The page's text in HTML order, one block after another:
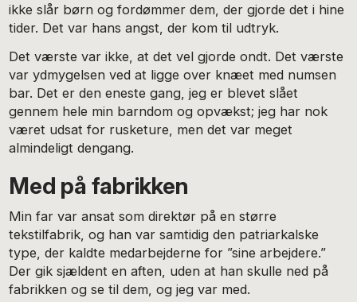
ikke slår børn og fordømmer dem, der gjorde det i hine
tider. Det var hans angst, der kom til udtryk.
Det værste var ikke, at det vel gjorde ondt. Det værste
var ydmygelsen ved at ligge over knæet med numsen
bar. Det er den eneste gang, jeg er blevet slået
gennem hele min barndom og opvækst; jeg har nok
været udsat for rusketure, men det var meget
almindeligt dengang.
Med på fabrikken
Min far var ansat som direktør på en større
tekstilfabrik, og han var samtidig den patriarkalske
type, der kaldte medarbejderne for ”sine arbejdere.”
Der gik sjældent en aften, uden at han skulle ned på
fabrikken og se til dem, og jeg var med.